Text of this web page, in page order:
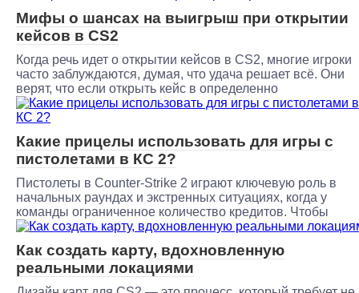
Мифы о шансах на выигрыш при открытии
кейсов в CS2
Когда речь идет о открытии кейсов в CS2, многие игроки
часто заблуждаются, думая, что удача решает всё. Они
верят, что если открыть кейс в определенно
Какие прицелы использовать для игры с
пистолетами в КС 2?
Пистолеты в Counter-Strike 2 играют ключевую роль в
начальных раундах и экстренных ситуациях, когда у
команды ограниченное количество кредитов. Чтобы
Как создать карту, вдохновленную
реальными локациями